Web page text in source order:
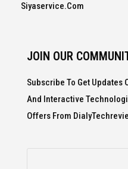
Siyaservice.com
JOIN OUR
Subscribe To Get Updates
And Interactive
Offers From